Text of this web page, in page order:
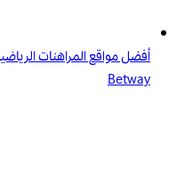
أفضل مواقع المراهنات
Betway